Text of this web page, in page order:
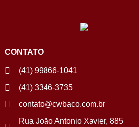
CONTATO
(41) 99866-1041
(41) 3346-3735
contato@cwbaco.com.br
Rua João Antonio Xavier, 885